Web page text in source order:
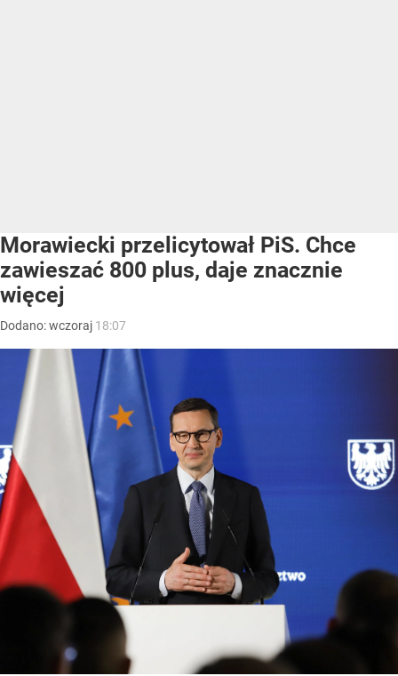
Morawiecki przelicytował PiS. Chce
zawieszać 800 plus, daje znacznie
więcej
Dodano:wczoraj 18:07